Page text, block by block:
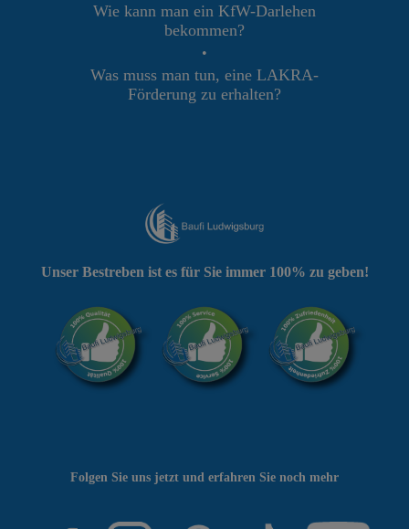
Wie kann man ein KfW-Darlehen
bekommen?
•
Was muss man tun, eine LAKRA-
Förderung zu erhalten?
Folgen Sie uns jetzt und erfahren Sie noch mehr
Unser Bestreben ist es für Sie immer 100% zu geben!